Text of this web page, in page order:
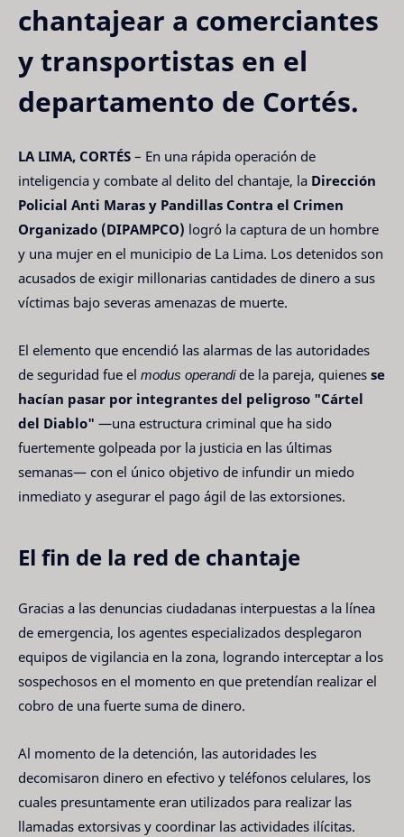
chantajear a comerciantes
y transportistas en el
departamento de Cortés.
LA LIMA, CORTÉS – En una rápida operación de
inteligencia y combate al delito del chantaje, la Dirección
Policial Anti Maras y Pandillas Contra el Crimen
Organizado (DIPAMPCO) logró la captura de un hombre
y una mujer en el municipio de La Lima. Los detenidos son
acusados de exigir millonarias cantidades de dinero a sus
víctimas bajo severas amenazas de muerte.
El elemento que encendió las alarmas de las autoridades
de seguridad fue el modus operandide la pareja, quienes se
hacían pasar por integrantes del peligroso "Cártel
del Diablo" —una estructura criminal que ha sido
fuertemente golpeada por la justicia en las últimas
semanas— con el único objetivo de infundir un miedo
inmediato y asegurar el pago ágil de las extorsiones.
El fin de la red de chantaje
Gracias a las denuncias ciudadanas interpuestas a la línea
de emergencia, los agentes especializados desplegaron
equipos de vigilancia en la zona, logrando interceptar a los
sospechosos en el momento en que pretendían realizar el
cobro de una fuerte suma de dinero.
Al momento de la detención, las autoridades les
decomisaron dinero en efectivo y teléfonos celulares, los
cuales presuntamente eran utilizados para realizar las
llamadas extorsivas y coordinar las actividades ilícitas.